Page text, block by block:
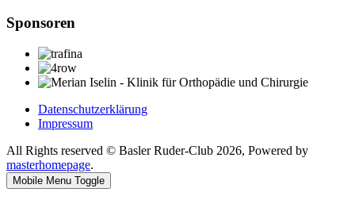
Sponsoren
Datenschutzerklärung
Impressum
All Rights reserved © Basler Ruder-Club 2026, Powered by
masterhomepage.
Mobile Menu Toggle